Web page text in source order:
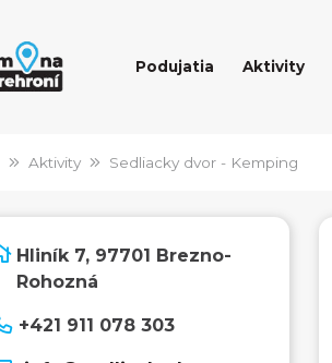
Podujatia Aktivity
Aktivity Sedliacky dvor - Kemping
Hliník 7, 97701 Brezno-
Rohozná
+421 911 078 303